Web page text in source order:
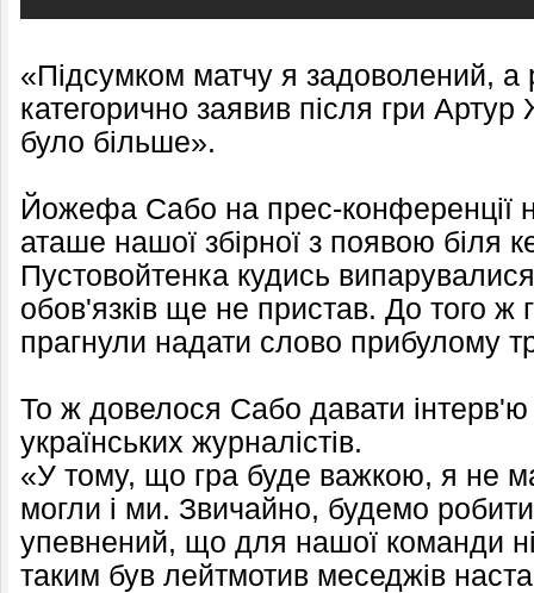
«Підсумком матчу я задоволений, а
категорично заявив після гри
було більше».
Йожефа Сабо на прес-конференції
аташе нашої збірної з появою біля
Пустовойтенка кудись
обов'язків ще не пристав. До того ж
прагнули надати слово прибулому
То ж довелося Сабо давати інтерв'ю
українських журналістів.
«У тому, що гра буде важкою, я не
могли і ми. Звичайно, будемо
упевнений, що для нашої команди
таким був лейтмотив меседжів